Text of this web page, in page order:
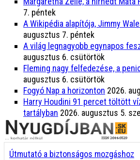
7. péntek
A Wikipédia alapítója, Jimmy
augusztus 7. péntek
A világ legnagyobb egynapos
augusztus 6. csütörtök
Fleming nagy felfedezése, a
augusztus 6. csütörtök
Fogyó Nap a horizonton 2026.
Harry Houdini 91 percet töltött
tartályban 2026. augusztus 5.
Útmutató a biztonságos mozgáshoz